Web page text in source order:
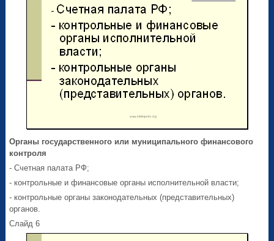
Органы государственного или муниципального финансового
контроля
- Счетная палата РФ;
- контрольные и финансовые органы исполнительной власти;
- контрольные органы законодательных (представительных)
органов.
Слайд 6